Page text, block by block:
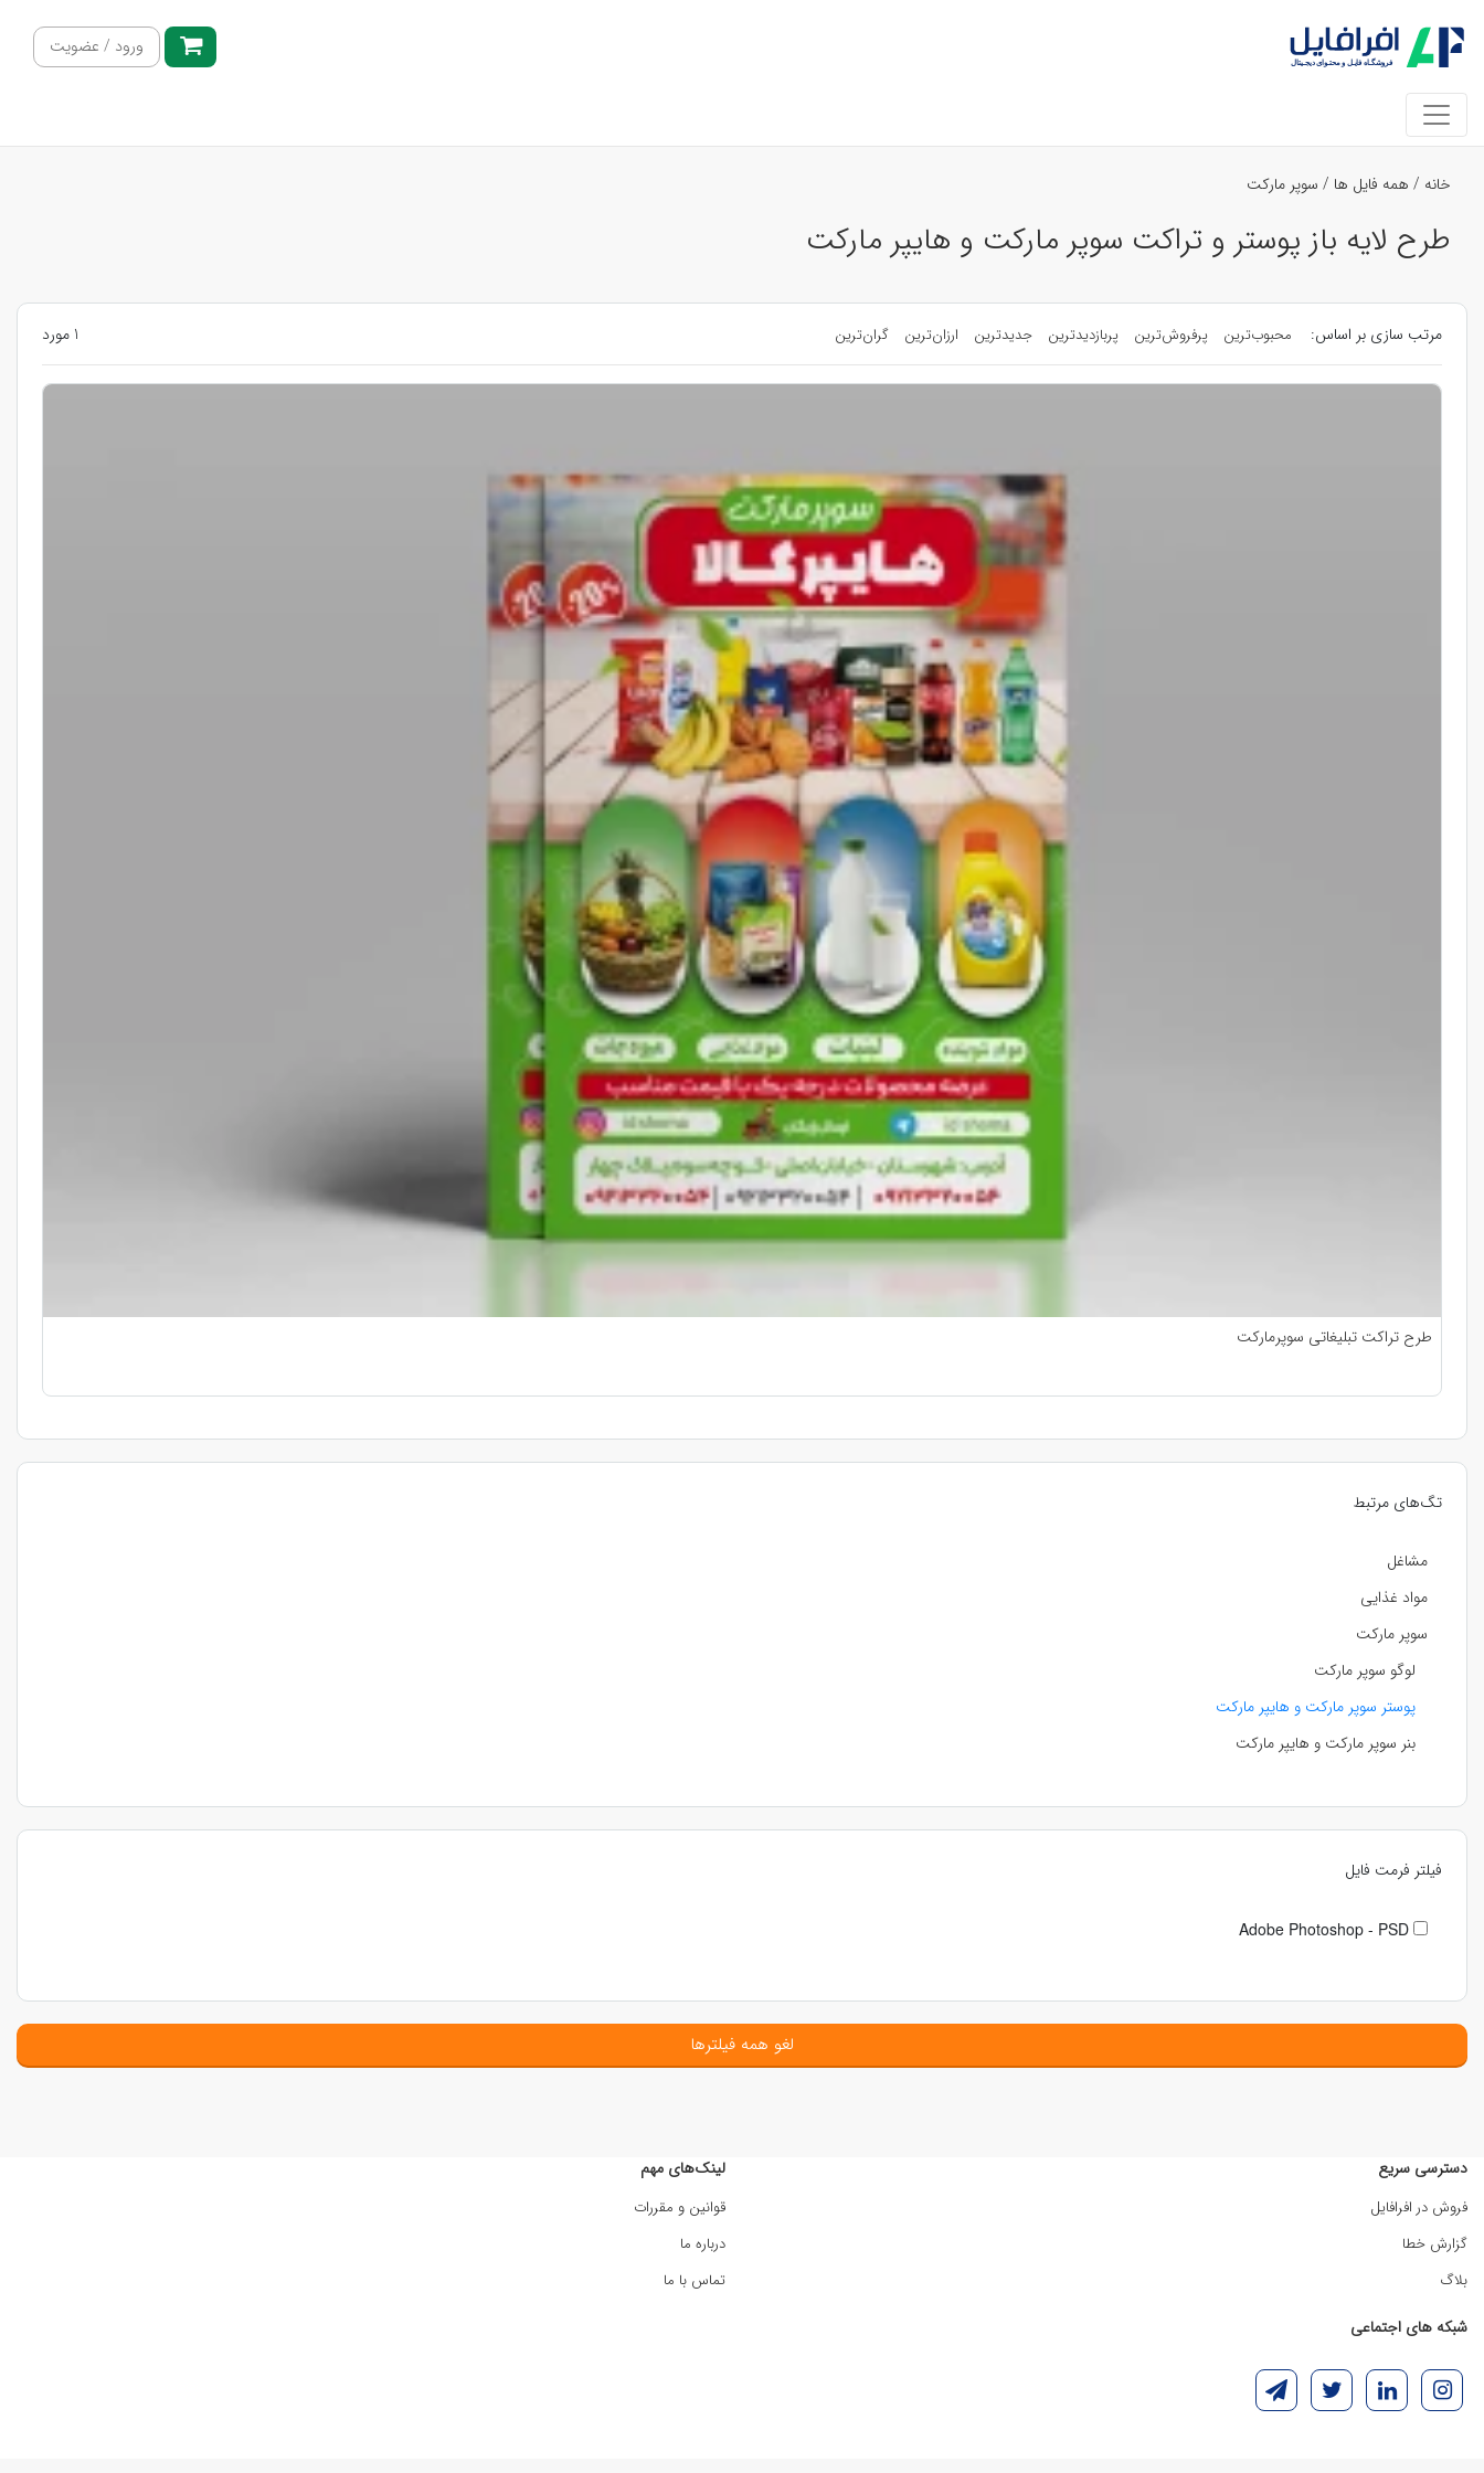
ورود / عضویت
خانه / همه فایل ها / سوپر مارکت
طرح لایه باز پوستر و تراکت سوپر مارکت و هایپر مارکت
تگ‌های مرتبط
مشاغل
مواد غذایی
سوپر مارکت
لوگو سوپر مارکت
پوستر سوپر مارکت و هایپر مارکت
بنر سوپر مارکت و هایپر مارکت
فیلتر فرمت فایل
Adobe Photoshop - PSD
لغو همه فیلترها
مرتب سازی بر اساس: محبوب‌ترین پرفروش‌ترین پربازدیدترین جدیدترین ارزان‌ترین گران‌ترین 1 مورد
طرح تراکت تبلیغاتی سوپرمارکت
دسترسی سریع
فروش در افرافایل
گزارش خطا
بلاگ
لینک‌های مهم
قوانین و مقررات
درباره ما
تماس با ما
شبکه های اجتماعی